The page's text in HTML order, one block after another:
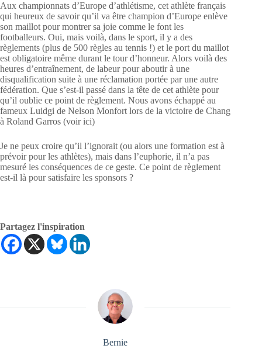
Aux championnats d’Europe d’athlétisme, cet athlète français
qui heureux de savoir qu’il va être champion d’Europe enlève
son maillot pour montrer sa joie comme le font les
footballeurs. Oui, mais voilà, dans le sport, il y a des
règlements (plus de 500 règles au tennis !) et le port du maillot
est obligatoire même durant le tour d’honneur. Alors voilà des
heures d’entraînement, de labeur pour aboutir à une
disqualification suite à une réclamation portée par une autre
fédération. Que s’est-il passé dans la tête de cet athlète pour
qu’il oublie ce point de règlement. Nous avons échappé au
fameux Luidgi de Nelson Monfort lors de la victoire de Chang
à Roland Garros (voir ici)
Je ne peux croire qu’il l’ignorait (ou alors une formation est à
prévoir pour les athlètes), mais dans l’euphorie, il n’a pas
mesuré les conséquences de ce geste. Ce point de règlement
est-il là pour satisfaire les sponsors ?
Partagez l'inspiration
Bernie